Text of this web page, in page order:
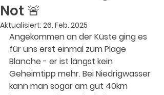
Not 🚨
Aktualisiert: 26. Feb. 2025
Angekommen an der Küste ging es
für uns erst einmal zum Plage
Blanche - er ist längst kein
Geheimtipp mehr. Bei Niedrigwasser
kann man sogar am gut 40km